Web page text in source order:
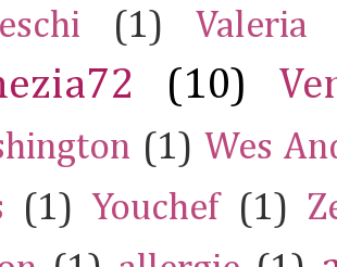
(1) Valeria
(10)
(1) Wes
(1) Youchef (1)